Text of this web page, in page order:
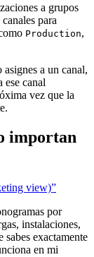
a grupos
para
Production,
a un canal,
canal
vez que la
importan
view)”
por
instalaciones,
exactamente
en mi